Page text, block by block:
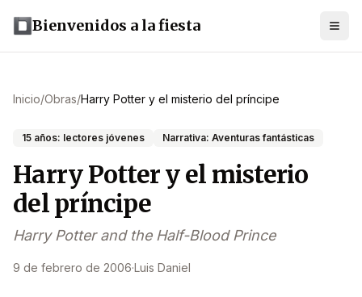
Bienvenidos a la fiesta
Inicio/Obras/Harry Potter y el misterio del príncipe
15 años: lectores jóvenes Narrativa: Aventuras fantásticas
Harry Potter y el misterio
del príncipe
Harry Potter and the Half-Blood Prince
9 de febrero de 2006·Luis Daniel